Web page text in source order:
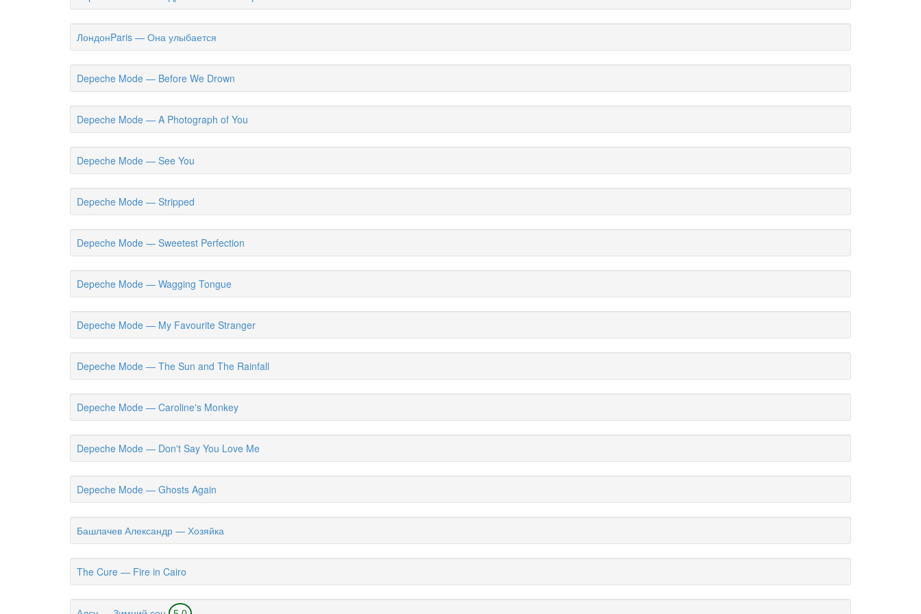
ЛондонParis — Она улыбается
Depeche Mode — Before We Drown
Depeche Mode — A Photograph of You
Depeche Mode — See You
Depeche Mode — Stripped
Depeche Mode — Sweetest Perfection
Depeche Mode — Wagging Tongue
Depeche Mode — My Favourite Stranger
Depeche Mode — The Sun and The Rainfall
Depeche Mode — Caroline's Monkey
Depeche Mode — Don't Say You Love Me
Depeche Mode — Ghosts Again
Башлачев Александр — Хозяйка
The Cure — Fire in Cairo